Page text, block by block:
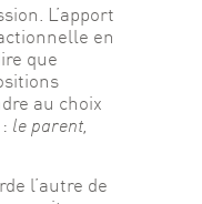
L’apport
en
que
au choix
le parent,
l’autre de